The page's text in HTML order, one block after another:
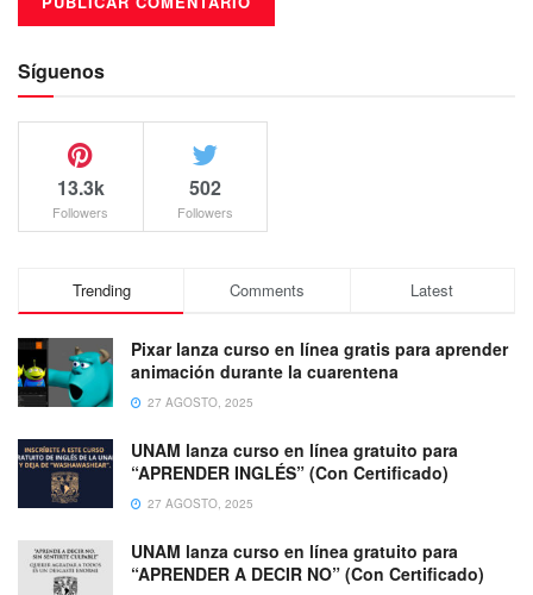
Síguenos
13.3k
Followers
502
Followers
Trending Comments Latest
Pixar lanza curso en línea gratis para aprender
animación durante la cuarentena
27 AGOSTO, 2025
UNAM lanza curso en línea gratuito para
“APRENDER INGLÉS” (Con Certificado)
27 AGOSTO, 2025
UNAM lanza curso en línea gratuito para
“APRENDER A DECIR NO” (Con Certificado)